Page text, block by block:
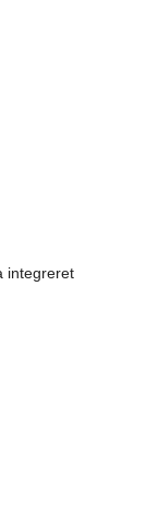
integreret